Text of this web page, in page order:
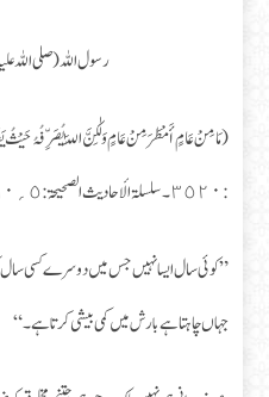
رسول اللہ (صلی اللہ
: ٣٥٢٠۔ سلسلۃ الأحادیث الصحیحۃ : ٥؍٤٦٠، ح : ٢٤٦١ ]
” کوئی سال ایسا نہیں جس میں دوسرے کسی سال
جہاں چاہتا ہے بارش میں کمی بیشی کرتا ہے۔ “